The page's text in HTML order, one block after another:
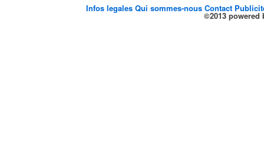
Infos legalesQui sommes-nousContact
©2013 powered